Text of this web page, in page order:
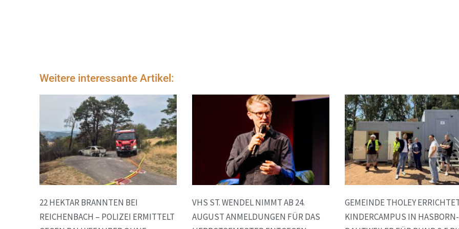
Weitere interessante Artikel:
22 HEKTAR BRANNTEN BEI
REICHENBACH – POLIZEI ERMITTELT
VHS ST. WENDEL NIMMT AB 24.
AUGUST ANMELDUNGEN FÜR DAS
GEMEINDE THOLEY
KINDERCAMPUS IN HASBORN-